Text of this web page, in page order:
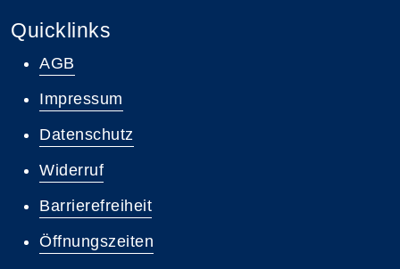
Quicklinks
AGB
Impressum
Datenschutz
Widerruf
Barrierefreiheit
Öffnungszeiten